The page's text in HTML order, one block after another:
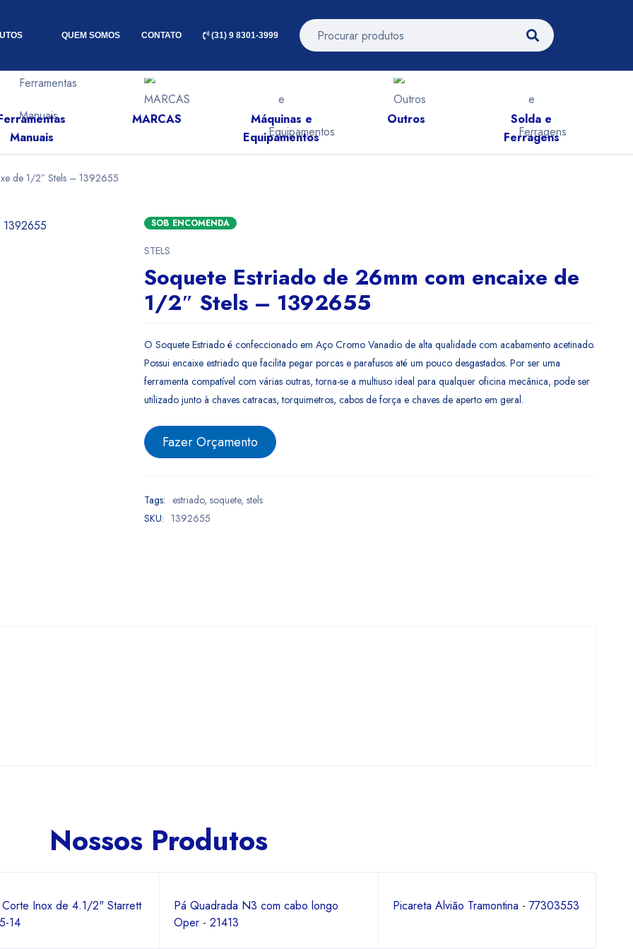
QUEM SOMOS CONTATO (31) 9 8301-3999
Manuais
MARCAS
Máquinas e
Equipamentos
Outros
Solda e
Ferragens
de 1/2″ Stels – 1392655
SOB ENCOMENDA
STELS
Soquete Estriado de 26mm com encaixe de
1/2″ Stels – 1392655
O Soquete Estriado é confeccionado em Aço Cromo Vanadio de alta qualidade com acabamento acetinado.
Possui encaixe estriado que facilita pegar porcas e parafusos até um pouco desgastados. Por ser uma
ferramenta compatível com várias outras, torna-se a multiuso ideal para qualquer oficina mecânica, pode ser
utilizado junto à chaves catracas, torquimetros, cabos de força e chaves de aperto em geral.
Fazer Orçamento
Tags: estriado,soquete,stels
SKU: 1392655
Nossos Produtos
Inox de 4.1/2" Starrett
14
Pá Quadrada N3 com cabo longo
Oper - 21413
Picareta Alvião Tramontina - 77303553